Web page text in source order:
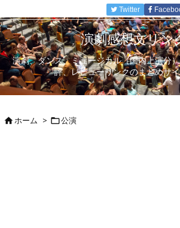
Twitter
演劇感想文リン
演劇、ダンス、ミュージカル（国内上演分
評、レビューリンクのまとめサ
ホーム > 公演